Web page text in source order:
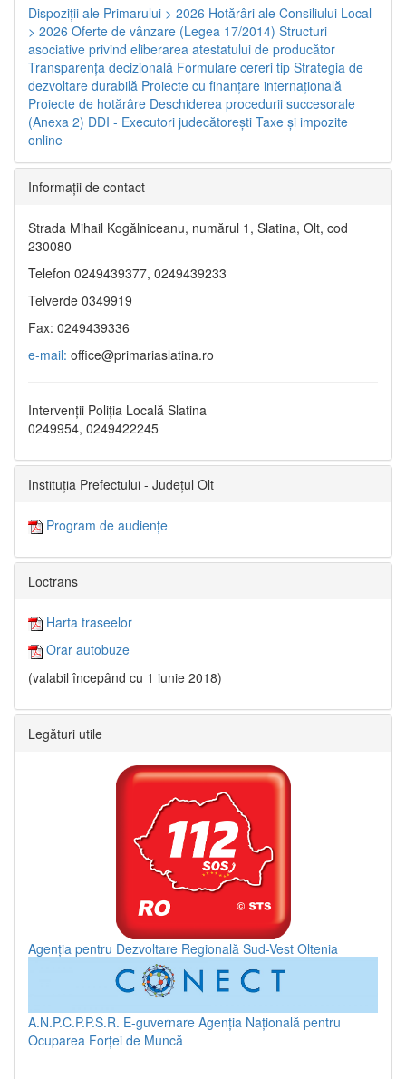
Dispoziţii ale Primarului > 2026 Hotărâri ale Consiliului Local
> 2026 Oferte de vânzare (Legea 17/2014) Structuri
asociative privind eliberarea atestatului de producător
Transparenţa decizională Formulare cereri tip Strategia de
dezvoltare durabilă Proiecte cu finanţare internaţională
Proiecte de hotărâre Deschiderea procedurii succesorale
(Anexa 2) DDI - Executori judecătorești Taxe şi impozite
online
Informaţii de contact
Strada Mihail Kogălniceanu, numărul 1, Slatina, Olt, cod
230080
Telefon 0249439377, 0249439233
Telverde 0349919
Fax: 0249439336
e-mail: office@primariaslatina.ro
Intervenții Poliția Locală Slatina
0249954, 0249422245
Instituția Prefectului - Județul Olt
Program de audiențe
Loctrans
Harta traseelor
Orar autobuze
(valabil începând cu 1 iunie 2018)
Legături utile
Agenția pentru Dezvoltare Regională Sud-Vest Oltenia
A.N.P.C.P.P.S.R. E-guvernare Agenția Națională pentru
Ocuparea Forței de Muncă